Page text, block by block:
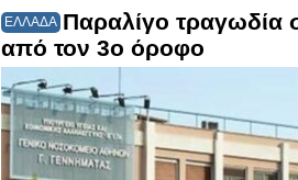
ΕΛΛΑΔΑ Παραλίγο τραγωδία
από τον 3ο όροφο